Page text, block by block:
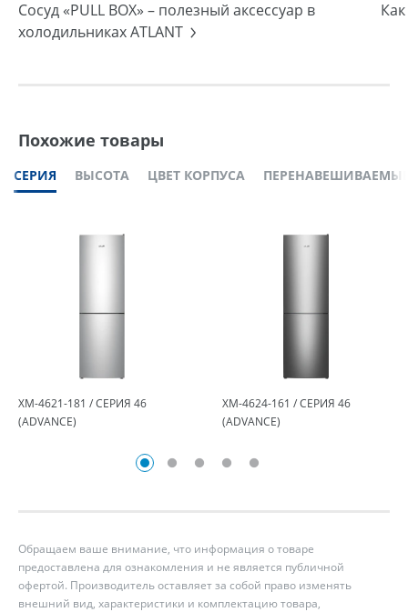
Сосуд «PULL BOX» – полезный аксессуар в
холодильниках ATLANT
Похожие товары
СЕРИЯ ВЫСОТА ЦВЕТ КОРПУСА
ХМ-4621-181 / СЕРИЯ 46
(ADVANCE)
ХМ-4624-161 / СЕРИЯ 46
(ADVANCE)
Обращаем ваше внимание, что информация о товаре
предоставлена для ознакомления и не является публичной
офертой. Производитель оставляет за собой право изменять
внешний вид, характеристики и комплектацию товара,